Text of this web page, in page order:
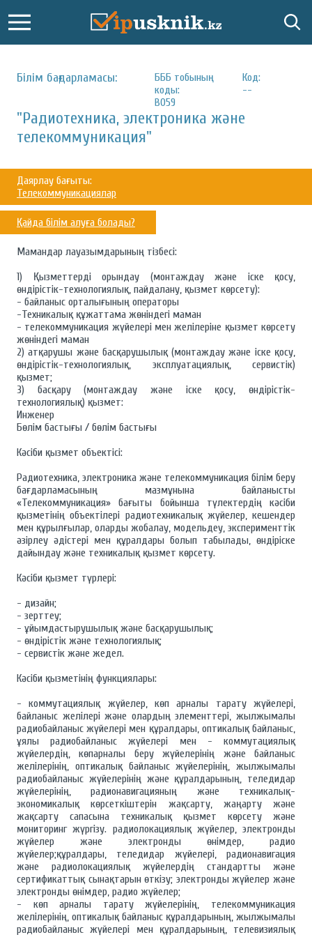
Білім бағдарламасы:
БББ тобының
коды:
B059
Код:
--
"Радиотехника, электроника және
телекоммуникация"
Даярлау бағыты:
Телекоммуникациялар
Қайда білім алуға болады?
Мамандар лауазымдарының тізбесі:
1) Қызметтерді орындау (монтаждау және іске қосу,
өндірістік-технологиялық, пайдалану, қызмет көрсету):
- байланыс орталығының операторы
-Техникалық құжаттама жөніндегі маман
- телекоммуникация жүйелері мен желілеріне қызмет көрсету
жөніндегі маман
2) атқарушы және басқарушылық (монтаждау және іске қосу,
өндірістік-технологиялық, эксплуатациялық, сервистік)
қызмет;
3) басқару (монтаждау және іске қосу, өндірістік-
технологиялық) қызмет:
Инженер
Бөлім бастығы / бөлім бастығы
Кәсіби қызмет объектісі:
Радиотехника, электроника және телекоммуникация білім беру
бағдарламасының мазмұнына байланысты
«Телекоммуникация» бағыты бойынша түлектердің кәсіби
қызметінің объектілері радиотехникалық жүйелер, кешендер
мен құрылғылар, оларды жобалау, модельдеу, эксперименттік
әзірлеу әдістері мен құралдары болып табылады, өндіріске
дайындау және техникалық қызмет көрсету.
Кәсіби қызмет түрлері:
- дизайн;
- зерттеу;
- ұйымдастырушылық және басқарушылық;
- өндірістік және технологиялық;
- сервистік және жедел.
Кәсіби қызметінің функциялары:
- коммутациялық жүйелер, көп арналы тарату жүйелері,
байланыс желілері және олардың элементтері, жылжымалы
радиобайланыс жүйелері мен құралдары, оптикалық байланыс,
ұялы радиобайланыс жүйелері мен - коммутациялық
жүйелердің, көпарналы беру жүйелерінің және байланыс
желілерінің, оптикалық байланыс жүйелерінің, жылжымалы
радиобайланыс жүйелерінің және құралдарының, теледидар
жүйелерінің, радионавигацияның және техникалық-
экономикалық көрсеткіштерін жақсарту, жаңарту және
жақсарту сапасына техникалық қызмет көрсету және
мониторинг жүргізу. радиолокациялық жүйелер, электронды
жүйелер және электронды өнімдер, радио
жүйелер;құралдары, теледидар жүйелері, радионавигация
және радиолокациялық жүйелердің стандартты және
сертификаттық сынақтарын өткізу; электронды жүйелер және
электронды өнімдер, радио жүйелер;
- көп арналы тарату жүйелерінің, телекоммуникация
желілерінің, оптикалық байланыс құралдарының, жылжымалы
радиобайланыс жүйелері мен құралдарының, телевизиялық